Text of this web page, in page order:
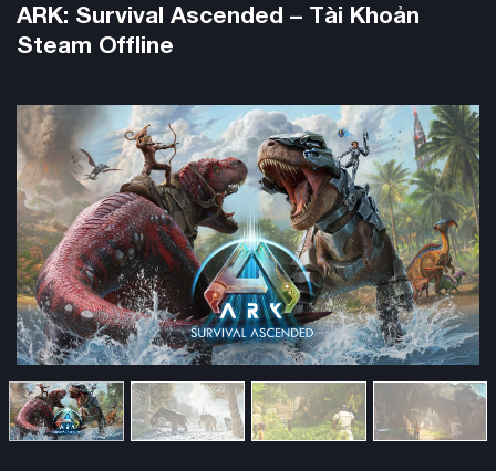
ARK: Survival Ascended – Tài Khoản
Steam Offline